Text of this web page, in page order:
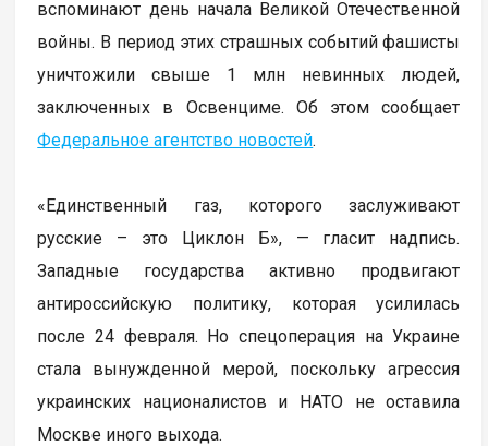
вспоминают день начала Великой Отечественной
войны. В период этих страшных событий фашисты
уничтожили свыше 1 млн невинных людей,
заключенных в Освенциме. Об этом сообщает
Федеральное агентство новостей.
«Единственный газ, которого заслуживают
русские – это Циклон Б», — гласит надпись.
Западные государства активно продвигают
антироссийскую политику, которая усилилась
после 24 февраля. Но спецоперация на Украине
стала вынужденной мерой, поскольку агрессия
украинских националистов и НАТО не оставила
Москве иного выхода.